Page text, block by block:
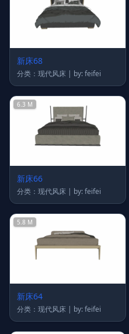
新床68
分类：现代风床 | by: feifei
6.3 M
新床66
分类：现代风床 | by: feifei
5.8 M
新床64
分类：现代风床 | by: feifei